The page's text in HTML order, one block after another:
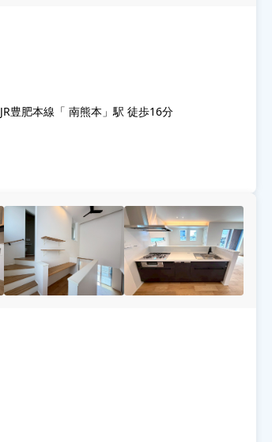
JR豊肥本線「 南熊本」駅 徒歩16分